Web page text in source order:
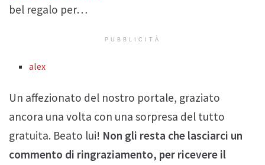
bel regalo per…
PUBBLICITÀ
alex
Un affezionato del nostro portale, graziato
ancora una volta con una sorpresa del tutto
gratuita. Beato lui! Non gli resta che lasciarci un
commento di ringraziamento, per ricevere il